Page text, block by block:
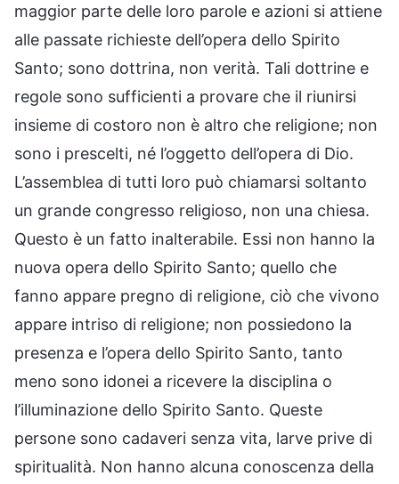
maggior parte delle loro parole e azioni si attiene
alle passate richieste dell’opera dello Spirito
Santo; sono dottrina, non verità. Tali dottrine e
regole sono sufficienti a provare che il riunirsi
insieme di costoro non è altro che religione; non
sono i prescelti, né l’oggetto dell’opera di Dio.
L’assemblea di tutti loro può chiamarsi soltanto
un grande congresso religioso, non una chiesa.
Questo è un fatto inalterabile. Essi non hanno la
nuova opera dello Spirito Santo; quello che
fanno appare pregno di religione, ciò che vivono
appare intriso di religione; non possiedono la
presenza e l’opera dello Spirito Santo, tanto
meno sono idonei a ricevere la disciplina o
l’illuminazione dello Spirito Santo. Queste
persone sono cadaveri senza vita, larve prive di
spiritualità. Non hanno alcuna conoscenza della